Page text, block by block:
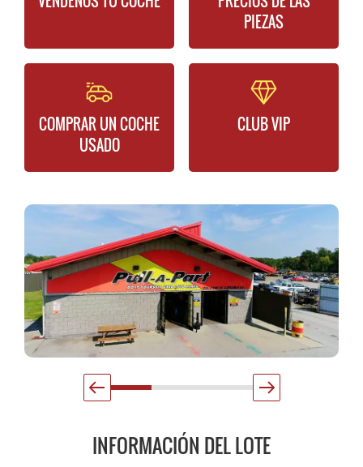
PIEZAS
COMPRAR UN COCHE
USADO
CLUB VIP
INFORMACIÓN DEL LOTE